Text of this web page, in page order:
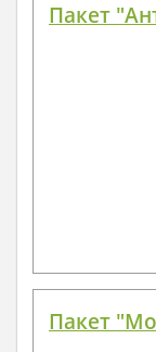
Пакет
Пакет